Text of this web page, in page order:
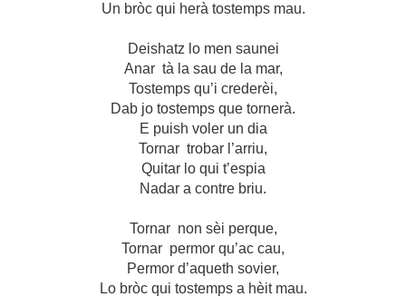
Un bròc qui herà tostemps mau.
Deishatz lo men saunei
Anar tà la sau de la mar,
Tostemps qu’i crederèi,
Dab jo tostemps que tornerà.
E puish voler un dia
Tornar trobar l’arriu,
Quitar lo qui t’espia
Nadar a contre briu.
Tornar non sèi perque,
Tornar permor qu’ac cau,
Permor d’aqueth sovier,
Lo bròc qui tostemps a hèit mau.